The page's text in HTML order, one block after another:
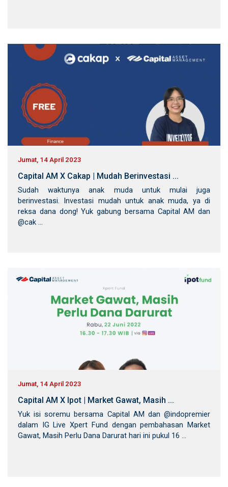
Jumat, 14 April 2023
Capital AM X Cakap | Mudah Berinvestasi ...
Sudah waktunya anak muda untuk mulai juga
berinvestasi. Investasi mudah untuk anak muda, ya di
reksa dana dong! Yuk gabung bersama Capital AM dan
@cak ...
Jumat, 14 April 2023
Capital AM X Ipot | Market Gawat, Masih ...
Yuk isi soremu bersama Capital AM dan @indopremier
dalam IG Live Xpert Fund dengan pembahasan Market
Gawat, Masih Perlu Dana Darurat hari ini pukul 16 ...